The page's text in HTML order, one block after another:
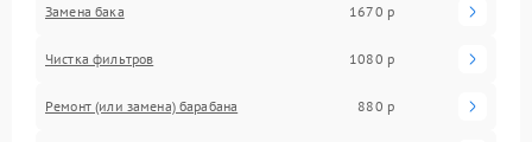
Замена бака 1670 р
Чистка фильтров 1080 р
Ремонт (или замена) барабана 880 р